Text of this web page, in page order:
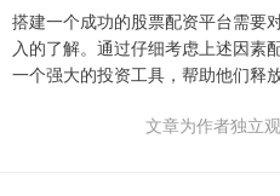
搭建一个成功的股票配资平台需要
入的了解。通过仔细考虑上述因素
一个强大的投资工具，帮助他们释
文章为作者独立